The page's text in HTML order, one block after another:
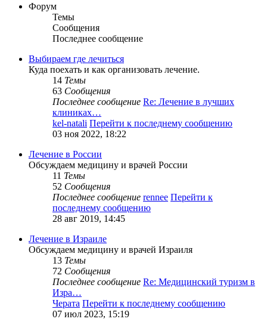
Форум
Темы
Сообщения
Последнее сообщение
Выбираем где лечиться
Куда поехать и как организовать лечение.
14 Темы
63 Сообщения
Последнее сообщение Re: Лечение в лучших
клиниках…
kel-natali Перейти к последнему сообщению
03 ноя 2022, 18:22
Лечение в России
Обсуждаем медицину и врачей России
11 Темы
52 Сообщения
Последнее сообщение rennee Перейти к
последнему сообщению
28 авг 2019, 14:45
Лечение в Израиле
Обсуждаем медицину и врачей Израиля
13 Темы
72 Сообщения
Последнее сообщение Re: Медицинский туризм в
Изра…
Черата Перейти к последнему сообщению
07 июл 2023, 15:19